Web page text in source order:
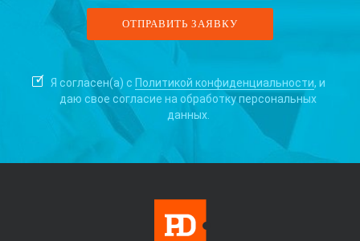
Я согласен(а) с Политикой конфиденциальности, и
даю свое согласие на обработку персональных
данных.